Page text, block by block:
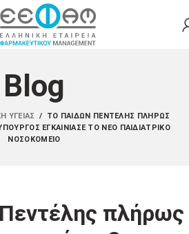
Blog
ΥΓΕΊΑΣ /
ΤΟ ΠΑΊΔΩΝ ΠΕΝΤΈΛΗΣ ΠΛΉΡΩΣ
ΕΓΚΑΙΝΊΑΣΕ ΤΟ ΝΈΟ ΠΑΙΔΙΑΤΡΙΚΌ
ΝΟΣΟΚΟΜΕΊΟ
πλήρως